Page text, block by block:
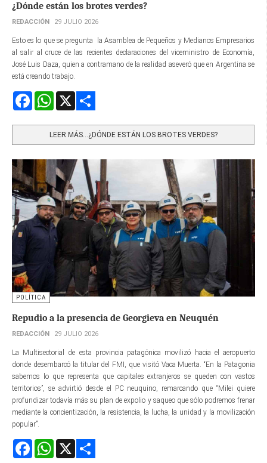
¿Dónde están los brotes verdes?
REDACCIÓN 29 JULIO 2026
Esto es lo que se pregunta la Asamblea de Pequeños y Medianos Empresarios
al salir al cruce de las recientes declaraciones del viceministro de Economía,
José Luis Daza, quien a contramano de la realidad aseveró que en Argentina se
está creando trabajo.
FacebookWhatsApp
LEER MÁS…¿DÓNDE ESTÁN LOS BROTES VERDES?
POLÍTICA
Repudio a la presencia de Georgieva en Neuquén
REDACCIÓN 29 JULIO 2026
La Multisectorial de esta provincia patagónica movilizó hacia el aeropuerto
donde desembarcó la titular del FMI, que visitó Vaca Muerta. “En la Patagonia
sabemos lo que representa que capitales extranjeros se queden con vastos
territorios”, se advirtió desde el PC neuquino, remarcando que “Milei quiere
profundizar todavía más su plan de expolio y saqueo que sólo podremos frenar
mediante la concientización, la resistencia, la lucha, la unidad y la movilización
popular”.
FacebookWhatsApp